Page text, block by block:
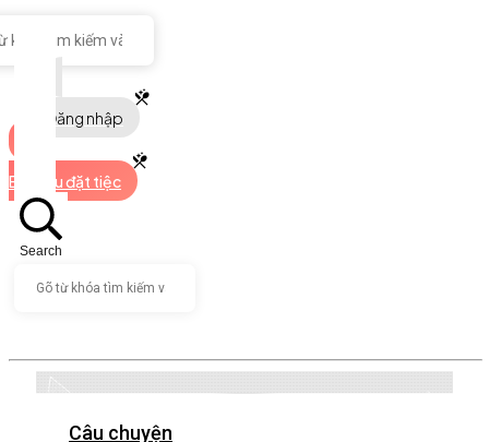
Đăng nhập
Bắt đầu đặt tiệc
Search
Câu chuyện